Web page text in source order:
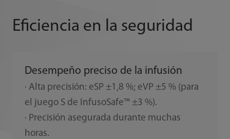
Eficiencia en la seguridad
Desempeño preciso de la infusión
· Alta precisión: eSP ±1,8 %; eVP ±5 % (para
el juego S de InfusoSafe™ ±3 %).
· Precisión asegurada durante muchas
horas.